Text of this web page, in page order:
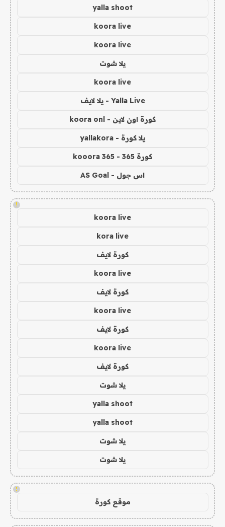
yalla shoot
koora live
koora live
يلا شوت
koora live
Yalla Live - يلا لايف
كورة اون لاين - koora onl
يلا كورة - yallakora
كورة 365 - kooora 365
اس جول - AS Goal
!
koora live
kora live
كورة لايف
koora live
كورة لايف
koora live
كورة لايف
koora live
كورة لايف
يلا شوت
yalla shoot
yalla shoot
يلا شوت
يلا شوت
!
موقع كورة